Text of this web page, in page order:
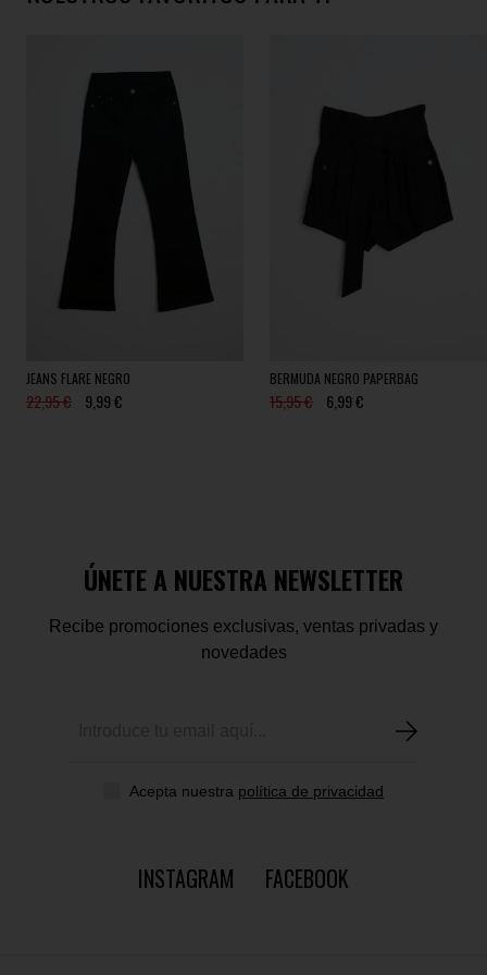
JEANS FLARE NEGRO
22,95 € 9,99 €
BERMUDA NEGRO PAPERBAG
15,95 € 6,99 €
ÚNETE A NUESTRA NEWSLETTER
Recibe promociones exclusivas, ventas privadas y
novedades
Acepta nuestra política de privacidad
INSTAGRAM FACEBOOK